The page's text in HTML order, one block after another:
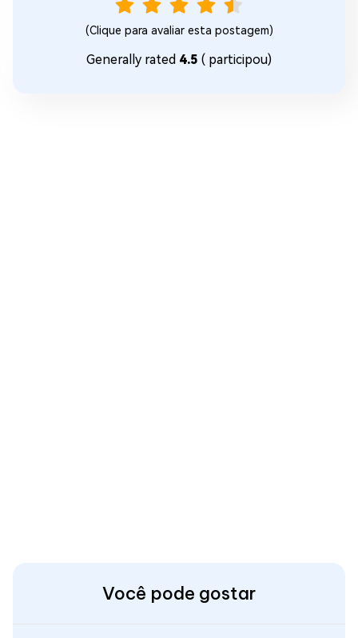
(Clique para avaliar esta postagem)
Generally rated 4.5 ( participou)
Você pode gostar